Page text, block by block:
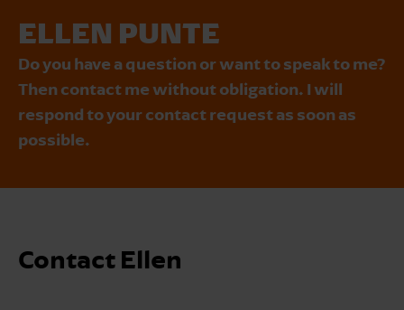
ELLEN PUNTE
Do you have a question or want to speak to me?
Then contact me without obligation. I will
respond to your contact request as soon as
possible.
Contact Ellen